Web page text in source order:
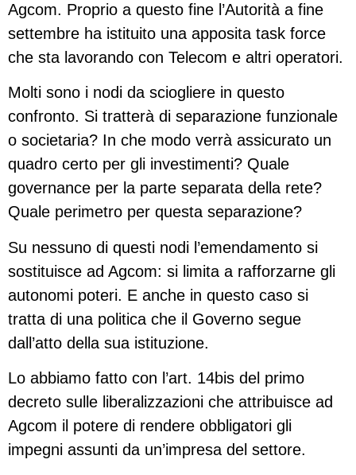
Agcom. Proprio a questo fine l’Autorità a fine
settembre ha istituito una apposita task force
che sta lavorando con Telecom e altri operatori.
Molti sono i nodi da sciogliere in questo
confronto. Si tratterà di separazione funzionale
o societaria? In che modo verrà assicurato un
quadro certo per gli investimenti? Quale
governance per la parte separata della rete?
Quale perimetro per questa separazione?
Su nessuno di questi nodi l’emendamento si
sostituisce ad Agcom: si limita a rafforzarne gli
autonomi poteri. E anche in questo caso si
tratta di una politica che il Governo segue
dall’atto della sua istituzione.
Lo abbiamo fatto con l’art. 14bis del primo
decreto sulle liberalizzazioni che attribuisce ad
Agcom il potere di rendere obbligatori gli
impegni assunti da un’impresa del settore.